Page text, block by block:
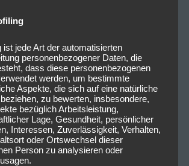
ist jede Art der automatisierten
personenbezogener Daten, die
dass diese personenbezogenen
werden, um bestimmte
Aspekte, die sich auf eine natürliche
zu bewerten, insbesondere,
bezüglich Arbeitsleistung,
Lage, Gesundheit, persönlicher
Interessen, Zuverlässigkeit, Verhalten,
oder Ortswechsel dieser
Person zu analysieren oder